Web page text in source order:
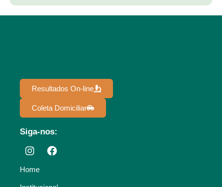
Resultados On-line
Coleta Domiciliar
Siga-nos:
Home